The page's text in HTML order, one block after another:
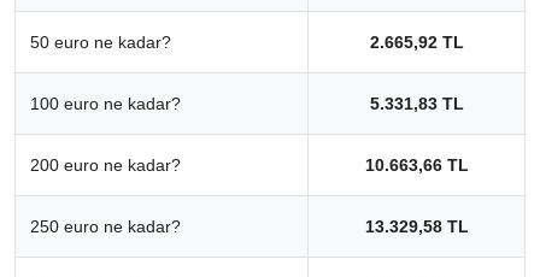
50 euro ne kadar? 2.665,92 TL
100 euro ne kadar? 5.331,83 TL
200 euro ne kadar? 10.663,66 TL
250 euro ne kadar? 13.329,58 TL